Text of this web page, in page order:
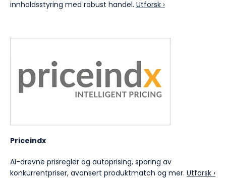
innholdsstyring med robust handel. Utforsk ›
Priceindx
AI-drevne prisregler og autoprising, sporing av
konkurrentpriser, avansert produktmatch og mer. Utforsk ›